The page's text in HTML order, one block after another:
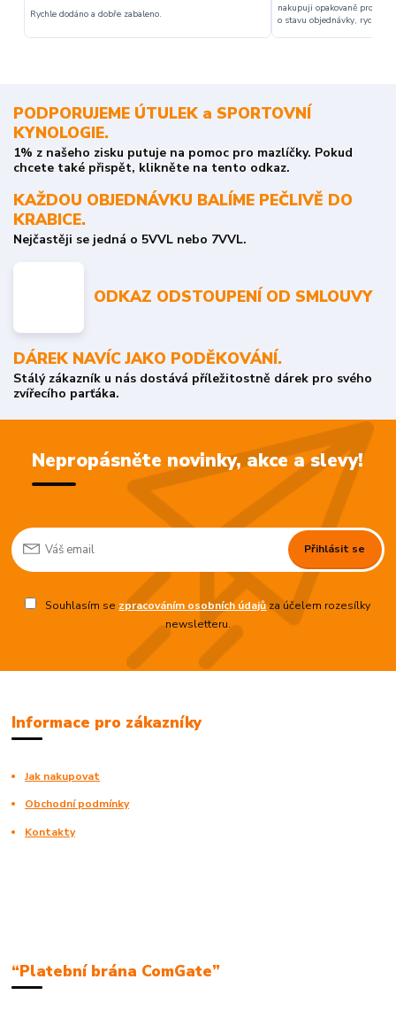
Rychle dodáno a dobře zabaleno.
nakupuji opakovaně pro
o stavu objednávky, rychlost
PODPORUJEME ÚTULEK a SPORTOVNÍ
KYNOLOGIE.
1% z našeho zisku putuje na pomoc pro mazlíčky. Pokud
chcete také přispět, klikněte na tento odkaz.
KAŽDOU OBJEDNÁVKU BALÍME PEČLIVĚ DO
KRABICE.
Nejčastěji se jedná o 5VVL nebo 7VVL.
ODKAZ ODSTOUPENÍ OD SMLOUVY
DÁREK NAVÍC JAKO PODĚKOVÁNÍ.
Stálý zákazník u nás dostává příležitostně dárek pro svého
zvířecího parťáka.
Nepropásněte novinky, akce a slevy!
Přihlásit se
Souhlasím se zpracováním osobních údajůza účelem rozesílky
newsletteru.
Informace pro zákazníky
Jak nakupovat
Obchodní podmínky
Kontakty
“Platební brána ComGate”